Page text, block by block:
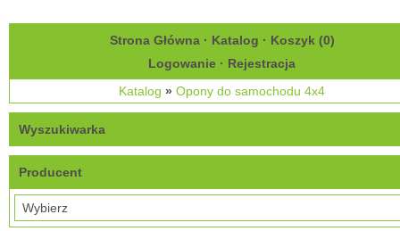
Strona Główna· Katalog · Koszyk (0)
Logowanie · Rejestracja
Katalog » Opony do samochodu 4x4
Wyszukiwarka
Producent